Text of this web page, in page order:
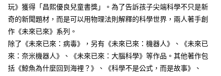
玩》獲得「昌熙優良兒童書獎」。為了告訴孩子尖端科學不只是新
奇的新聞題材，而是可以用物理法則解釋的科學世界，兩人著手創
作《未來已來》系列。
除了《未來已來：病毒》，另有《未來已來：機器人》、《未來已
來：奈米機器人》、《未來已來：大腦科學》等作品。其他著作包
括《鯨魚為什麼回到海裡？》、《科學不是公式，而是故事》、